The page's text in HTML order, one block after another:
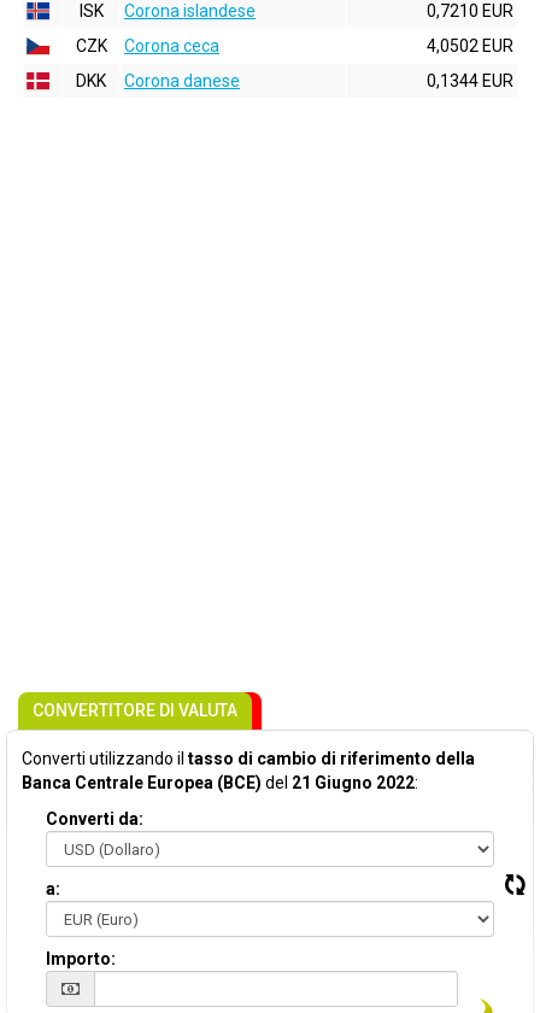
ISK
Corona islandese
0,7210 EUR
CZK
Corona ceca
4,0502 EUR
DKK
Corona danese 0,1344 EUR
CONVERTITORE DI VALUTA
Converti utilizzando il tasso di cambio di riferimento della
Banca Centrale Europea (BCE) del 21 Giugno 2022:
Converti da:
a:
Importo: